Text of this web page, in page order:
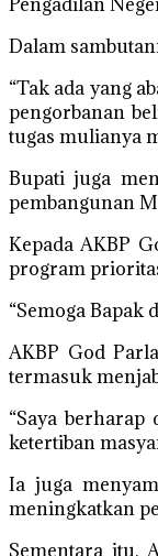
Dalam
“Tak ada yang
pengorbanan
tugas mulianya
Bupati juga
pembangunan
Kepada AKBP
program
“Semoga
AKBP God
termasuk
“Saya
ketertiban
Ia juga
meningkatkan
Sementara itu,